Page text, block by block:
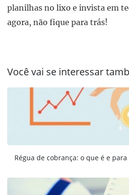
planilhas no lixo e invista em
agora, não fique para trás!
Você vai se interessar
Régua de cobrança: o que é e para